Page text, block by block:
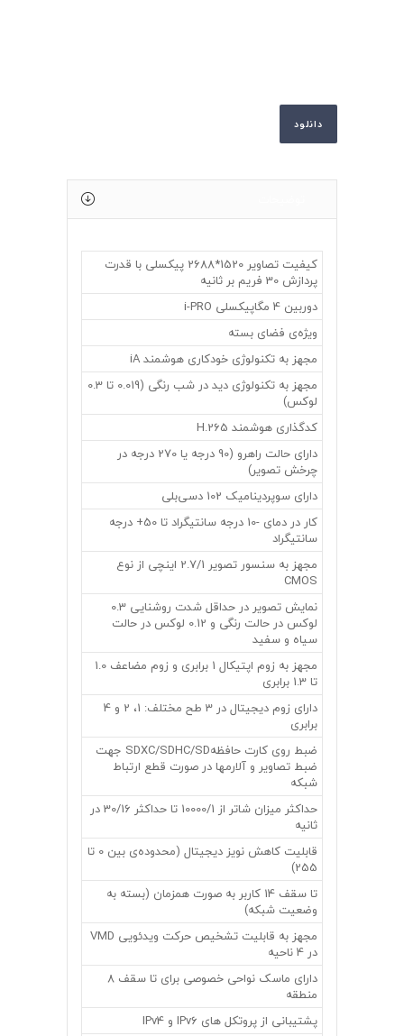
دانلود
کیفیت تصاویر 1520*2688 پیکسلی با قدرت
پردازش 30 فریم بر ثانیه
دوربین 4 مگاپیکسلی i-PRO
ویژه‌ی فضای بسته
مجهز به تکنولوژی خودکاری هوشمند iA
مجهز به تکنولوژی دید در شب رنگی (0.019 تا 0.3
لوکس)
کدگذاری هوشمند H.265
دارای حالت راهرو (90 درجه یا 270 درجه در
چرخش تصویر)
دارای سوپردینامیک 102 دسی‌بلی
کار در دمای -10 درجه سانتیگراد تا 50+ درجه
سانتیگراد
مجهز به سنسور تصویر 2.7/1 اینچی از نوع
CMOS
نمایش تصویر در حداقل شدت روشنایی 0.3
لوکس در حالت رنگی و 0.12 لوکس در حالت
سیاه و سفید
مجهز به زوم اپتیکال 1 برابری و زوم مضاعف 1.0
تا 1.3 برابری
دارای زوم دیجیتال در 3 طح مختلف: 1، 2 و 4
برابری
ضبط روی کارت حافظهSDXC/SDHC/SD جهت
ضبط تصاویر و آلارمها در صورت قطع ارتباط
شبکه
حداکثر میزان شاتر از 10000/1 تا حداکثر 30/16 در
ثانیه
قابلیت کاهش نویز دیجیتال (محدوده‌ی بین 0 تا
255)
تا سقف 14 کاربر به صورت همزمان (بسته به
وضعیت شبکه)
مجهز به قابلیت تشخیص حرکت ویدئویی VMD
در 4 ناحیه
دارای ماسک نواحی خصوصی برای تا سقف 8
منطقه
پشتیبانی از پروتکل های IPv6 و IPv4